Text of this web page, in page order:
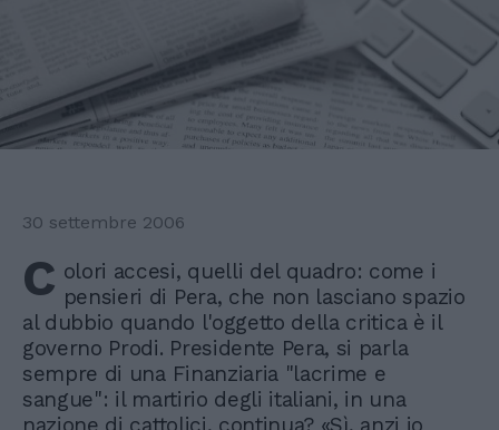
30 settembre 2006
C olori accesi, quelli del quadro: come i
pensieri di Pera, che non lasciano spazio
al dubbio quando l'oggetto della critica è il
governo Prodi. Presidente Pera, si parla
sempre di una Finanziaria "lacrime e
sangue": il martirio degli italiani, in una